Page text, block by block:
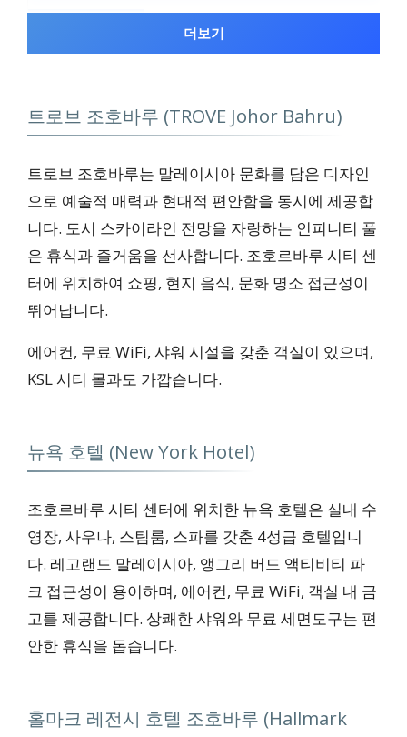
편의 시설
24시간 프런트 데스크
더보기
트로브 조호바루 (TROVE Johor Bahru)
트로브 조호바루는 말레이시아 문화를 담은 디자인
으로 예술적 매력과 현대적 편안함을 동시에 제공합
니다. 도시 스카이라인 전망을 자랑하는 인피니티 풀
은 휴식과 즐거움을 선사합니다. 조호르바루 시티 센
터에 위치하여 쇼핑, 현지 음식, 문화 명소 접근성이
뛰어납니다.
에어컨, 무료 WiFi, 샤워 시설을 갖춘 객실이 있으며,
KSL 시티 몰과도 가깝습니다.
뉴욕 호텔 (New York Hotel)
조호르바루 시티 센터에 위치한 뉴욕 호텔은 실내 수
영장, 사우나, 스팀룸, 스파를 갖춘 4성급 호텔입니
다. 레고랜드 말레이시아, 앵그리 버드 액티비티 파
크 접근성이 용이하며, 에어컨, 무료 WiFi, 객실 내 금
고를 제공합니다. 상쾌한 샤워와 무료 세면도구는 편
안한 휴식을 돕습니다.
홀마크 레전시 호텔 조호바루 (Hallmark